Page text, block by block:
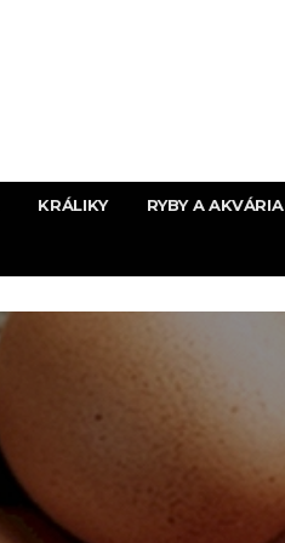
KRÁLIKY RYBY A AKVÁRIA